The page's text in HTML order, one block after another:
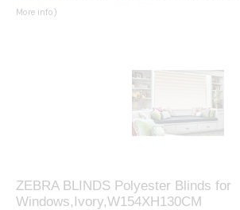
More info)
ZEBRA BLINDS Polyester Blinds for
Windows,Ivory,W154XH130CM